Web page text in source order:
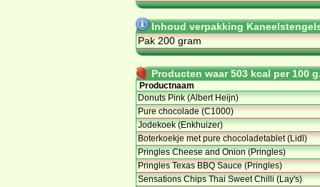
Inhoud verpakking
Pak 200 gram
Producten waar 503 kcal per 100
Productnaam
Donuts Pink (Albert Heijn)
Pure chocolade (C1000)
Jodekoek (Enkhuizer)
Boterkoekje met pure chocoladetablet (Lidl)
Pringles Cheese and Onion (Pringles)
Pringles Texas BBQ Sauce (Pringles)
Sensations Chips Thai Sweet Chilli (Lay's)